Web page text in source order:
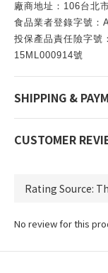
廠商地址：106台北
食品業者登錄字號：
投保產品責任險字號
15ML000914號
SHIPPING &
CUSTOMER
No review for this